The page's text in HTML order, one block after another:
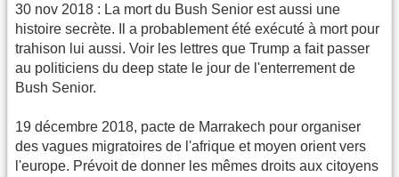
30 nov 2018 : La mort du Bush Senior est aussi une
histoire secrète. Il a probablement été exécuté à mort pour
trahison lui aussi. Voir les lettres que Trump a fait passer
au politiciens du deep state le jour de l'enterrement de
Bush Senior.
19 décembre 2018, pacte de Marrakech pour organiser
des vagues migratoires de l'afrique et moyen orient vers
l'europe. Prévoit de donner les mêmes droits aux citoyens